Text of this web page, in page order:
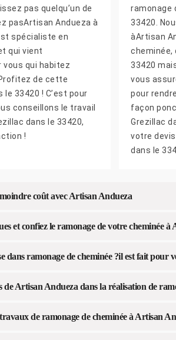
pas quelqu’un de
pasArtisan Andueza à
spécialiste en
qui vient
qui habitez
de cette
33420 ! C’est pour
conseillons le travail
dans le 33420,
!
ramonage
33420.
àArtisan
cheminée,
33420
vous
pour
façon
Grezillac
votre
dans le
coût avec Artisan Andueza
et confiez le ramonage de votre cheminée à
dans ramonage de cheminée ?il est fait pour
de Artisan Andueza dans la réalisation de
de ramonage de cheminée à Artisan